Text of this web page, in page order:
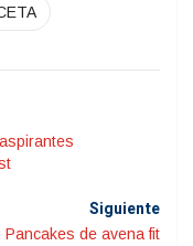
Siguiente
Pancakes de avena fit